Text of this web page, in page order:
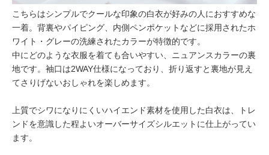
こちらはシンプルでクールな印象の白衣が好みの人におすすめな
一着。背裏やパイピング、内側ペンポケットなどに採用されたホ
ワイト・グレーの洗練されたカラーが特徴的です。
中にどのような衣服を着ても合いやすい、ニュアンスカラーの裏
地です。袖口は2WAY仕様になっており、折り返すと裏地が見え
てさりげないおしゃれを楽しめます。
上質でシワになりにくいハイエンド素材を使用した白衣は、トレ
ンドを意識した程よいオーバーサイズシルエットに仕上がってい
ます。